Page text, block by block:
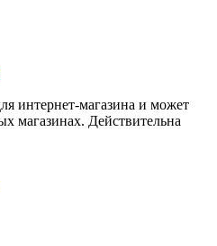
интернет-магазина и может
магазинах. Действительна